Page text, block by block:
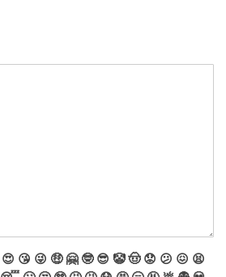
😍 😘 😜 🤑 🤗 🤓 😎 🤡🤠 😟 😕 😖 😫